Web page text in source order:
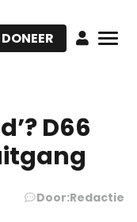
DONEER
D66
Door:Redactie